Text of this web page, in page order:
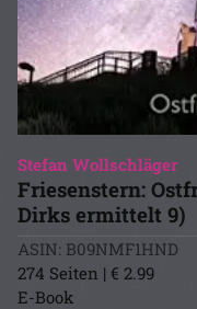
Stefan Wollschläger
Friesenstern:
Dirks ermittelt 9)
ASIN: B09NMF1HND
274 Seiten | € 2.99
E-Book